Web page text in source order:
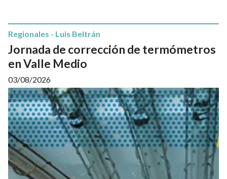
Jornada de corrección de termómetros
en Valle Medio
Regionales - Luis Beltrán
03/08/2026